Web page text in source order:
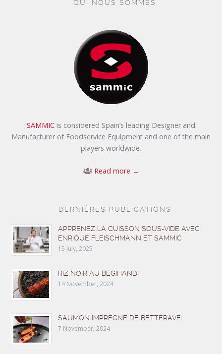
QUI NOUS SOMMES
SAMMIC is considered Spain’s leading Designer and
Manufacturer of Foodservice Equipment and one of the main
players worldwide.
Read more →
DERNIÈRES PUBLICATIONS
APPRENEZ LA CUISSON SOUS-VIDE AVEC
ENRIQUE FLEISCHMANN ET SAMMIC
15 July, 2025
RIZ NOIR AU BEGIHANDI
14 November, 2024
SAUMON IMPRÉGNÉ DE BETTERAVE
7 November, 2024